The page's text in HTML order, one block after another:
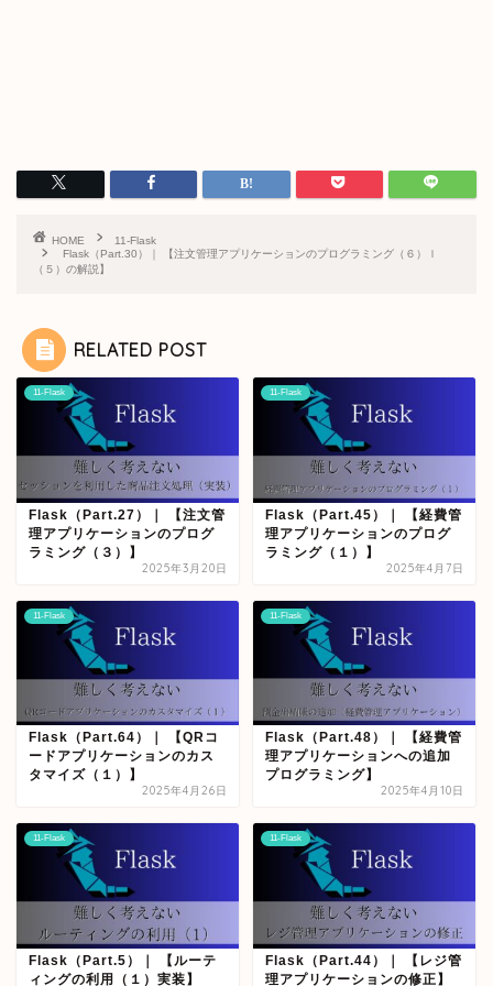
HOME
11-Flask
Flask（Part.30）｜ 【注文管理アプリケーションのプログラミング（６）ｌ
（５）の解説】
RELATED POST
11-Flask
Flask（Part.27）｜ 【注文管
理アプリケーションのプログ
ラミング（３）】
2025年3月20日
11-Flask
Flask（Part.45）｜ 【経費管
理アプリケーションのプログ
ラミング（１）】
2025年4月7日
11-Flask
Flask（Part.64）｜ 【QRコ
ードアプリケーションのカス
タマイズ（１）】
2025年4月26日
11-Flask
Flask（Part.48）｜ 【経費管
理アプリケーションへの追加
プログラミング】
2025年4月10日
11-Flask
Flask（Part.5）｜ 【ルーテ
ィングの利用（１）実装】
11-Flask
Flask（Part.44）｜ 【レジ管
理アプリケーションの修正】